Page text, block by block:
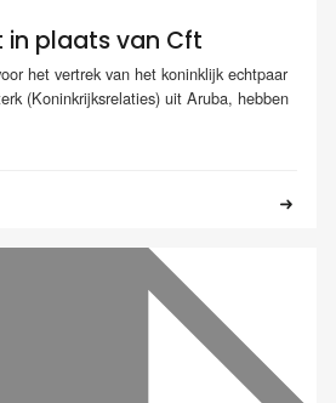
in plaats van Cft
het vertrek van het koninklijk echtpaar
(Koninkrijksrelaties) uit Aruba, hebben